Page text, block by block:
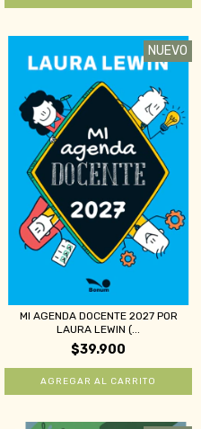
NUEVO
MI AGENDA DOCENTE 2027 POR
LAURA LEWIN (...
$39.900